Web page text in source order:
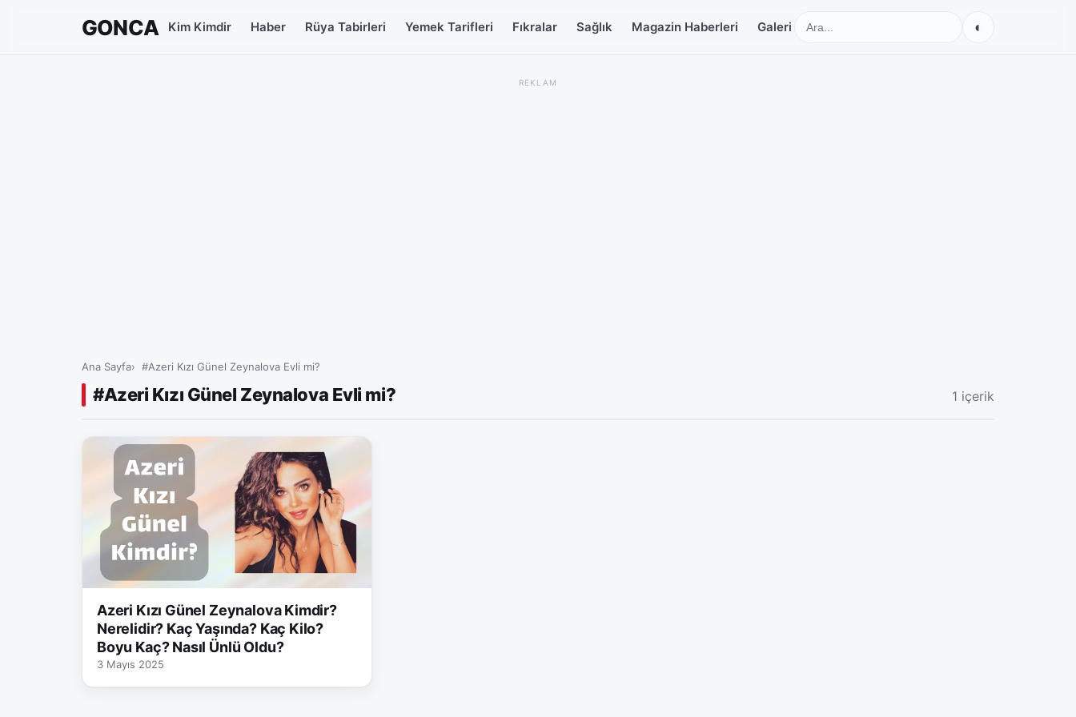
GONCA Kim Kimdir Haber Rüya Tabirleri Yemek Tarifleri Fıkralar Sağlık Magazin Haberleri Galeri ◐
REKLAM
Ana Sayfa #Azeri Kızı Günel Zeynalova Evli mi?
#Azeri Kızı Günel Zeynalova Evli mi? 1 içerik
Azeri Kızı Günel Zeynalova Kimdir?
Nerelidir? Kaç Yaşında? Kaç Kilo?
Boyu Kaç? Nasıl Ünlü Oldu?
3 Mayıs 2025